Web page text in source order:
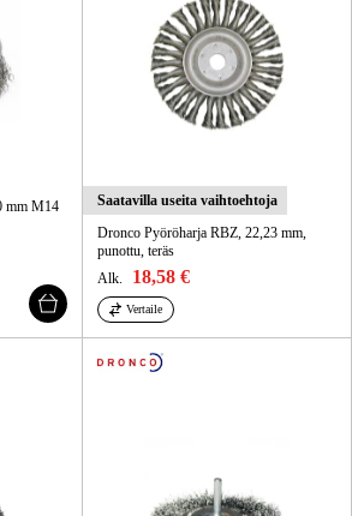
mm M14
Saatavilla useita vaihtoehtoja
Dronco Pyöröharja RBZ, 22,23 mm,
punottu, teräs
Alk.
18,58 €
Vertaile